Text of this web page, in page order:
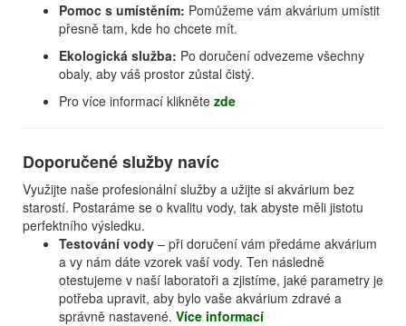
Pomoc s umístěním: Pomůžeme vám akvárium umístit
přesně tam, kde ho chcete mít.
Ekologická služba: Po doručení odvezeme všechny
obaly, aby váš prostor zůstal čistý.
Pro více informací klikněte zde
Doporučené služby navíc
Využijte naše profesionální služby a užijte si akvárium bez
starostí. Postaráme se o kvalitu vody, tak abyste měli jistotu
perfektního výsledku.
Testování vody – při doručení vám předáme akvárium
a vy nám dáte vzorek vaší vody. Ten následně
otestujeme v naší laboratoři a zjistíme, jaké parametry je
potřeba upravit, aby bylo vaše akvárium zdravé a
správně nastavené. Více informací